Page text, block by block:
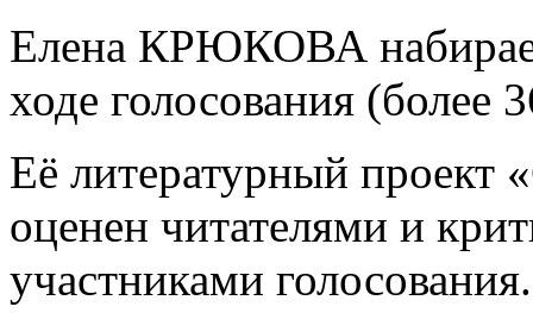
Елена КРЮКОВА
ходе голосования (более
Её литературный проект
оценен читателями и
участниками голосования.